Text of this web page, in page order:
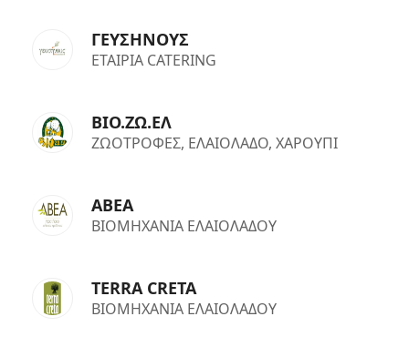
ΓΕΥΣΗΝΟΥΣ
ΕΤΑΙΡΙΑ CATERING
ΒΙΟ.ΖΩ.ΕΛ
ΖΩΟΤΡΟΦΕΣ, ΕΛΑΙΟΛΑΔΟ, ΧΑΡΟΥΠΙ
ΑΒΕΑ
ΒΙΟΜΗΧΑΝΙΑ ΕΛΑΙΟΛΑΔΟΥ
TERRA CRETA
ΒΙΟΜΗΧΑΝΙΑ ΕΛΑΙΟΛΑΔΟΥ